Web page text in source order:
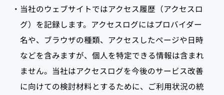
・当社のウェブサイトではアクセス履歴（アクセスロ
グ）を記録します。アクセスログにはプロバイダー
名や、ブラウザの種類、アクセスしたページや日時
などを含みますが、個人を特定できる情報は含まれ
ません。当社はアクセスログを今後のサービス改善
に向けての検討材料とするために、ご利用状況の統